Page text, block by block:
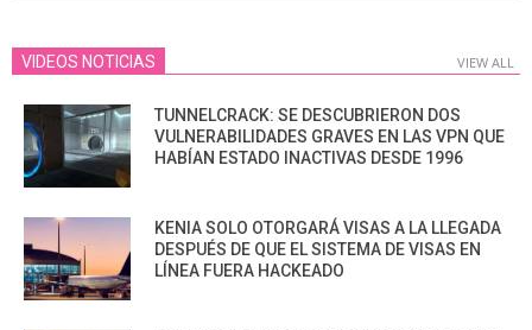
VIDEOS NOTICIAS VIEW ALL
TUNNELCRACK: SE DESCUBRIERON DOS
VULNERABILIDADES GRAVES EN LAS VPN QUE
HABÍAN ESTADO INACTIVAS DESDE 1996
KENIA SOLO OTORGARÁ VISAS A LA LLEGADA
DESPUÉS DE QUE EL SISTEMA DE VISAS EN
LÍNEA FUERA HACKEADO